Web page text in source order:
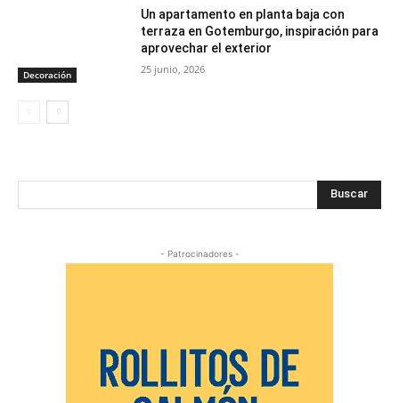
Decoración
Un apartamento en planta baja con
terraza en Gotemburgo, inspiración para
aprovechar el exterior
25 junio, 2026
Buscar
- Patrocinadores -